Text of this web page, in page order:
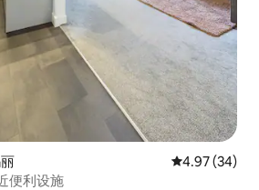
平均评分
4.97 (34)
便利设施